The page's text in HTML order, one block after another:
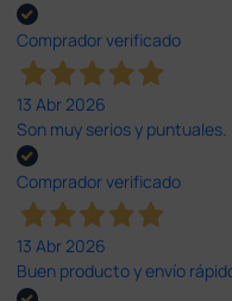
Comprador verificado
13 Abr 2026
Son muy serios y puntuales.
Comprador verificado
13 Abr 2026
Buen producto y envío